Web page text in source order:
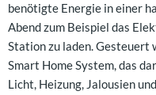
benötigte Energie in einer
Abend zum Beispiel das
Station zu laden. Gesteuert
Smart Home System, das
Licht, Heizung, Jalousien